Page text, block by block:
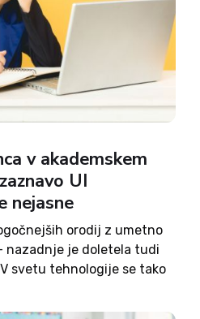
v akademskem
UI
nejasne
orodij z umetno
nazadnje je doletela tudi
svetu tehnologije se tako
zlorabo teh. Več...